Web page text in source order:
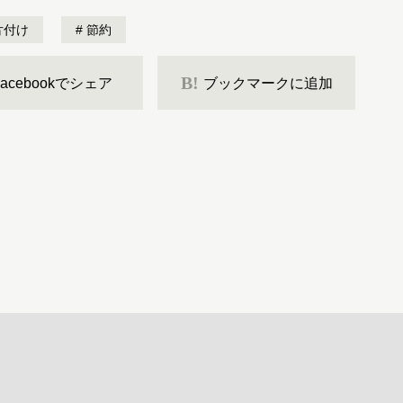
け 節約
でシェア B! ブックマークに追加